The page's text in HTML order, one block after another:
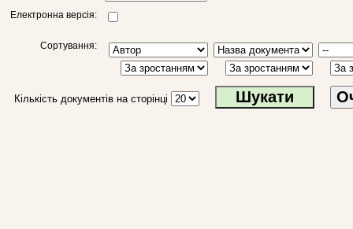
Електронна версія:
Сортування:
Кількість документів на сторінці